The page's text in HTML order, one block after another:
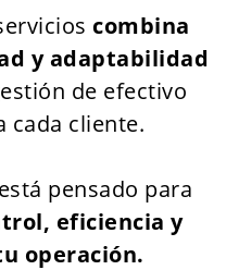
combina
y adaptabilidad
de efectivo
cada cliente.
pensado para
eficiencia y
operación.